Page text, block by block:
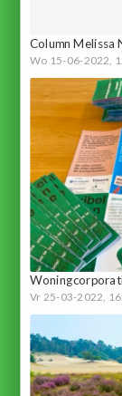
Column Melissa
Wo 15-06-2022,
Vr 25-03-2022,